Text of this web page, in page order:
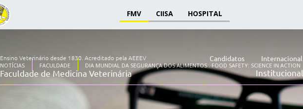
FMV CIISA HOSPITAL
Ensino Veterinário desde 1830. Acreditado pela AEEEV
Faculdade de Medicina Veterinária
Candidatos Internacional
Institucional
NOTÍCIAS FACULDADE DIA MUNDIAL DA SEGURANÇA DOS ALIMENTOS . FOOD SAFETY: SCIENCE IN ACTION